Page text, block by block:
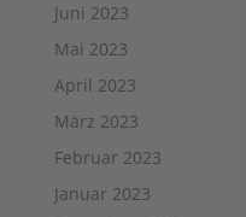
Juni 2023
Mai 2023
April 2023
März 2023
Februar 2023
Januar 2023